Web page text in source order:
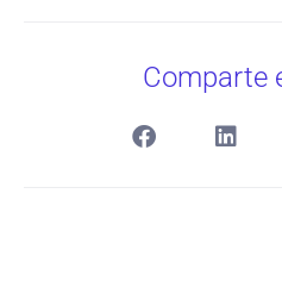
Comparte